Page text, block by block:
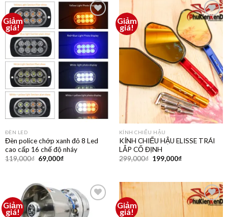
Giảm
giá!
Thêm
vào
yêu
thích
ĐÈN LED
Đèn police chớp xanh đỏ 8 Led
cao cấp 16 chế độ nháy
119,000₫ 69,000₫
Giảm
giá!
Thêm
vào
yêu
thích
KÍNH CHIẾU HẬU
KÍNH CHIẾU HẬU ELISSE TRÁI
LẮP CỐ ĐỊNH
299,000₫ 199,000₫
Giảm
giá!
Thêm
Giảm
giá!
Thêm